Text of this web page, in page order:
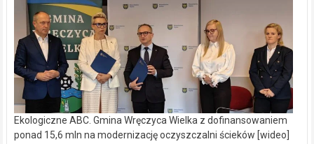
Ekologiczne ABC. Gmina Wręczyca Wielka z dofinansowaniem
ponad 15,6 mln na modernizację oczyszczalni ścieków [wideo]